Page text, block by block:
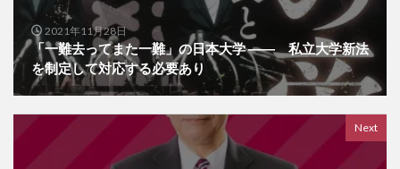
2021年11月28日
「一難去ってまた一難」の日本大学 ―― 私立大学新法
を制定して対応する必要あり
Next